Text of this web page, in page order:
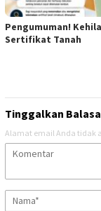
Pengumuman!
Sertifikat Tanah
Tinggalkan
Alamat email Anda tidak